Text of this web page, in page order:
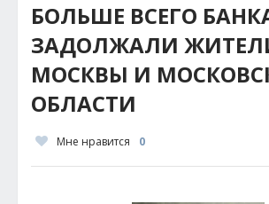
БОЛЬШЕ ВСЕГО
ЗАДОЛЖАЛИ
МОСКВЫ И
ОБЛАСТИ
Мне нравится 0